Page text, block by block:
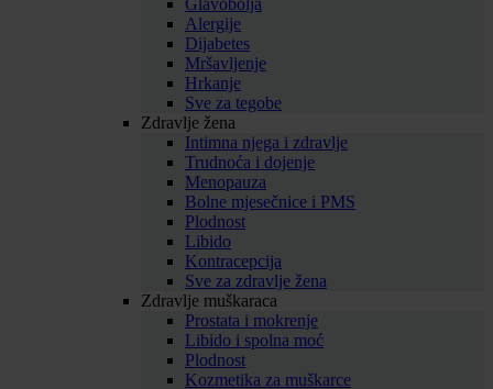
Glavobolja
Alergije
Dijabetes
Mršavljenje
Hrkanje
Sve za tegobe
Zdravlje žena
Intimna njega i zdravlje
Trudnoća i dojenje
Menopauza
Bolne mjesečnice i PMS
Plodnost
Libido
Kontracepcija
Sve za zdravlje žena
Zdravlje muškaraca
Prostata i mokrenje
Libido i spolna moć
Plodnost
Kozmetika za muškarce